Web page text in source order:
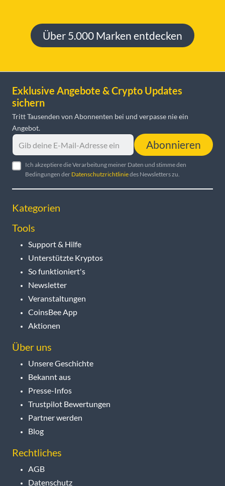
Über 5.000 Marken entdecken
Exklusive Angebote & Crypto Updates
sichern
Tritt Tausenden von Abonnenten bei und verpasse nie ein
Angebot.
Abonnieren
Ich akzeptiere die Verarbeitung meiner Daten und stimme den
Bedingungen der Datenschutzrichtliniedes Newsletters zu.
Kategorien
Tools
Support & Hilfe
Unterstützte Kryptos
So funktioniert's
Newsletter
Veranstaltungen
CoinsBee App
Aktionen
Über uns
Unsere Geschichte
Bekannt aus
Presse-Infos
Trustpilot Bewertungen
Partner werden
Blog
Rechtliches
AGB
Datenschutz